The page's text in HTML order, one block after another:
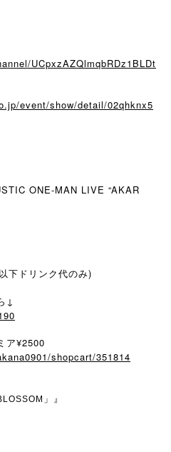
UCpxzAZQlmqbRDz1BLDt
event/show/detail/02qhknx5
ONE-MAN LIVE “AKAR
下ドリンク代のみ)
↓
ア¥2500
shopcart/351814
」』